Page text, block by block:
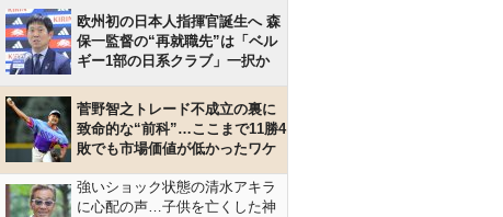
欧州初の日本人指揮官誕生へ 森
保一監督の“再就職先”は「ベル
ギー1部の日系クラブ」一択か
菅野智之トレード不成立の裏に
致命的な“前科”…ここまで11勝4
敗でも市場価値が低かったワケ
強いショック状態の清水アキラ
に心配の声…子供を亡くした神